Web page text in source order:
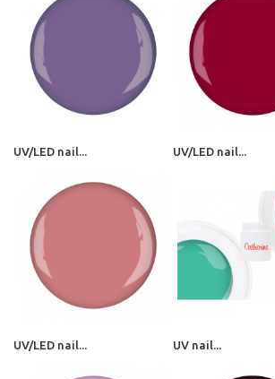
UV/LED nail... UV/LED nail...
UV/LED nail... UV nail...